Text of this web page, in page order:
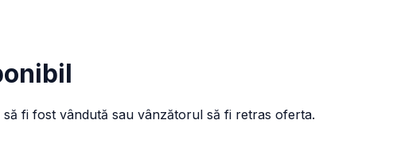
fi fost vândută sau vânzătorul să fi retras oferta.